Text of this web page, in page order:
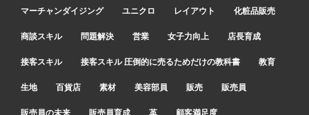
マーチャンダイジング ユニクロ レイアウト 化粧品販売
商談スキル 問題解決 営業 女子力向上 店長育成
接客スキル 接客スキル 圧倒的に売るためだけの教科書 教育
生地 百貨店 素材 美容部員 販売 販売員